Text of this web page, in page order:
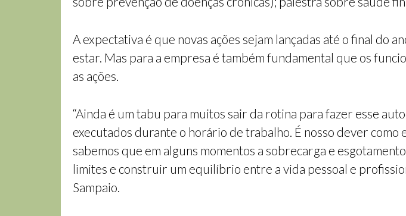
A expectativa é que novas ações sejam lançadas até o final do
estar. Mas para a empresa é também fundamental que os
as ações.
“Ainda é um tabu para muitos sair da rotina para fazer esse
executados durante o horário de trabalho. É nosso dever
sabemos que em alguns momentos a sobrecarga e
limites e construir um equilíbrio entre a vida pessoal e
Sampaio.